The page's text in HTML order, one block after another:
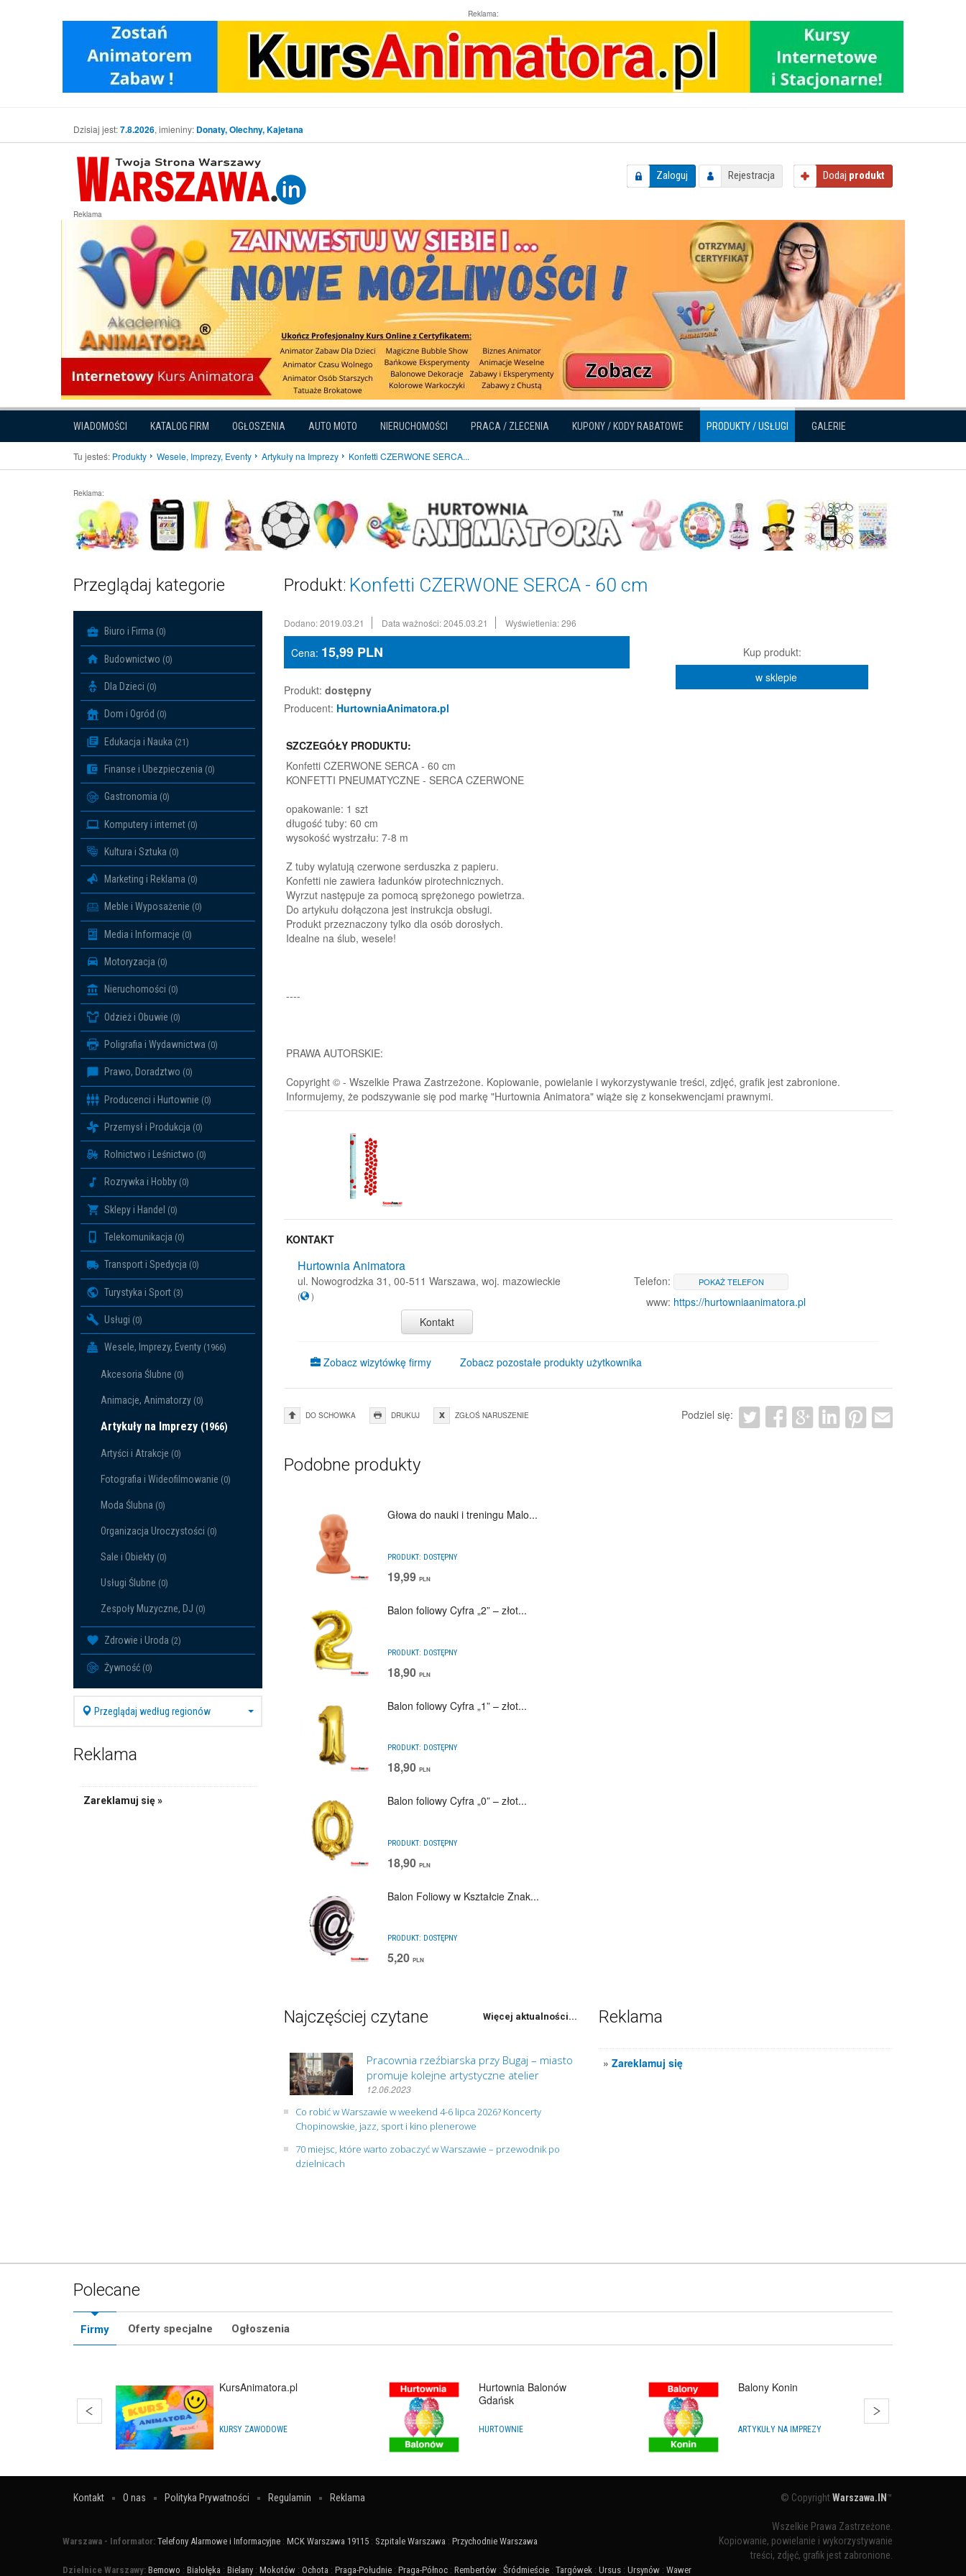
Reklama:
Dzisiaj jest:7.8.2026, imieniny: Donaty, Olechny, Kajetana
Zaloguj Rejestracja Dodaj produkt
Reklama
WIADOMOŚCI KATALOG FIRM OGŁOSZENIA AUTO MOTO NIERUCHOMOŚCI PRACA / ZLECENIA KUPONY / KODY RABATOWE PRODUKTY / USŁUGI GALERIE
Tu jesteś: Produkty Wesele, Imprezy, Eventy Artykuły na Imprezy Konfetti CZERWONE SERCA...
Reklama:
Przeglądaj kategorie
Biuro i Firma (0)
Budownictwo (0)
Dla Dzieci (0)
Dom i Ogród (0)
Edukacja i Nauka (21)
Finanse i Ubezpieczenia (0)
Gastronomia (0)
Komputery i internet (0)
Kultura i Sztuka (0)
Marketing i Reklama (0)
Meble i Wyposażenie (0)
Media i Informacje (0)
Motoryzacja (0)
Nieruchomości (0)
Odzież i Obuwie (0)
Poligrafia i Wydawnictwa (0)
Prawo, Doradztwo (0)
Producenci i Hurtownie (0)
Przemysł i Produkcja (0)
Rolnictwo i Leśnictwo (0)
Rozrywka i Hobby (0)
Sklepy i Handel (0)
Telekomunikacja (0)
Transport i Spedycja (0)
Turystyka i Sport (3)
Usługi (0)
Wesele, Imprezy, Eventy (1966)
Akcesoria Ślubne (0)
Animacje, Animatorzy (0)
Artykuły na Imprezy (1966)
Artyści i Atrakcje (0)
Fotografia i Wideofilmowanie (0)
Moda Ślubna (0)
Organizacja Uroczystości (0)
Sale i Obiekty (0)
Usługi Ślubne (0)
Zespoły Muzyczne, DJ (0)
Zdrowie i Uroda (2)
Żywność (0)
Przeglądaj według regionów
Reklama
Zareklamuj się »
Produkt: Konfetti CZERWONE SERCA - 60 cm
Dodano: 2019.03.21 Data ważności: 2045.03.21 Wyświetlenia: 296
Cena: 15,99 PLN
Produkt: dostępny
Producent: HurtowniaAnimatora.pl
Kup produkt:
w sklepie
SZCZEGÓŁY PRODUKTU:
Konfetti CZERWONE SERCA - 60 cm
KONFETTI PNEUMATYCZNE - SERCA CZERWONE
opakowanie: 1 szt
długość tuby: 60 cm
wysokość wystrzału: 7-8 m
Z tuby wylatują czerwone serduszka z papieru.
Konfetti nie zawiera ładunków pirotechnicznych.
Wyrzut następuje za pomocą sprężonego powietrza.
Do artykułu dołączona jest instrukcja obsługi.
Produkt przeznaczony tylko dla osób dorosłych.
Idealne na ślub, wesele!
----
PRAWA AUTORSKIE:
Copyright © - Wszelkie Prawa Zastrzeżone. Kopiowanie, powielanie i wykorzystywanie treści, zdjęć, grafik jest zabronione.
Informujemy, że podszywanie się pod markę "Hurtownia Animatora" wiąże się z konsekwencjami prawnymi.
KONTAKT
Hurtownia Animatora
ul. Nowogrodzka 31, 00-511 Warszawa, woj. mazowieckie
( )
Kontakt
Telefon: POKAŻ TELEFON
www: https://hurtowniaanimatora.pl
Zobacz wizytówkę firmy Zobacz pozostałe produkty użytkownika
DO SCHOWKA DRUKUJ ZGŁOŚ NARUSZENIE Podziel się:
Podobne produkty
Głowa do nauki i treningu Malo...
PRODUKT: DOSTĘPNY
19,99 PLN
Balon foliowy Cyfra „2” – złot...
PRODUKT: DOSTĘPNY
18,90 PLN
Balon foliowy Cyfra „1” – złot...
PRODUKT: DOSTĘPNY
18,90 PLN
Balon foliowy Cyfra „0” – złot...
PRODUKT: DOSTĘPNY
18,90 PLN
Balon Foliowy w Kształcie Znak...
PRODUKT: DOSTĘPNY
5,20 PLN
Najczęściej czytane Więcej aktualności...
Pracownia rzeźbiarska przy Bugaj – miasto
promuje kolejne artystyczne atelier
12.06.2023
Co robić w Warszawie w weekend 4-6 lipca 2026? Koncerty
Chopinowskie, jazz, sport i kino plenerowe
70 miejsc, które warto zobaczyć w Warszawie – przewodnik po
dzielnicach
Reklama
»Zareklamuj się
Polecane
Firmy Oferty specjalne Ogłoszenia
KursAnimatora.pl
KURSY ZAWODOWE
Hurtownia Balonów
Gdańsk
HURTOWNIE
Balony Konin
ARTYKUŁY NA IMPREZY
Kontakt O nas Polityka Prywatności Regulamin Reklama
Warszawa - Informator: Telefony Alarmowe i Informacyjne : MCK Warszawa 19115 : Szpitale Warszawa : Przychodnie Warszawa
Dzielnice Warszawy: Bemowo : Białołęka : Bielany : Mokotów : Ochota : Praga-Południe : Praga-Północ : Rembertów : Śródmieście : Targówek : Ursus : Ursynów : Wawer
© CopyrightWarszawa.IN ™
Wszelkie Prawa Zastrzeżone.
Kopiowanie, powielanie i wykorzystywanie
treści, zdjęć, grafik jest zabronione.